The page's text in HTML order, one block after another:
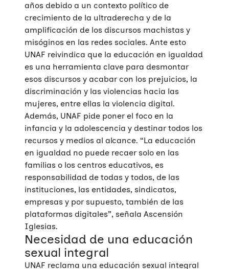
años debido a un contexto político de
crecimiento de la ultraderecha y de la
amplificación de los discursos machistas y
misóginos en las redes sociales. Ante esto
UNAF reivindica que la educación en igualdad
es una herramienta clave para desmontar
esos discursos y acabar con los prejuicios, la
discriminación y las violencias hacia las
mujeres, entre ellas la violencia digital.
Además, UNAF pide poner el foco en la
infancia y la adolescencia y destinar todos los
recursos y medios al alcance. “La educación
en igualdad no puede recaer solo en las
familias o los centros educativos, es
responsabilidad de todas y todos, de las
instituciones, las entidades, sindicatos,
empresas y por supuesto, también de las
plataformas digitales”, señala Ascensión
Iglesias.
Necesidad de una educación
sexual integral
UNAF reclama una educación sexual integral